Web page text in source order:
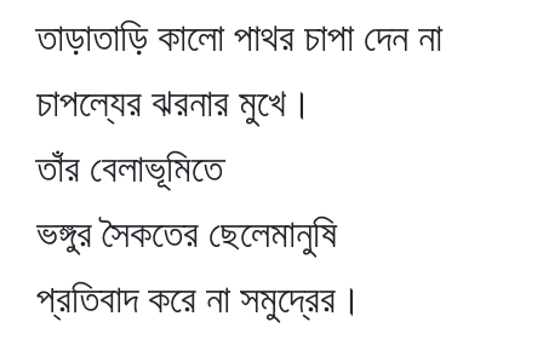
তাড়াতাড়ি কালো পাথর চাপা দেন না
চাপল্যের ঝরনার মুখে।
তাঁর বেলাভূমিতে
ভঙ্গুর সৈকতের ছেলেমানুষি
প্রতিবাদ করে না সমুদ্রের।